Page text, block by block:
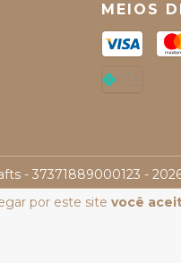
por este site você
MEIOS
- 37371889000123 -